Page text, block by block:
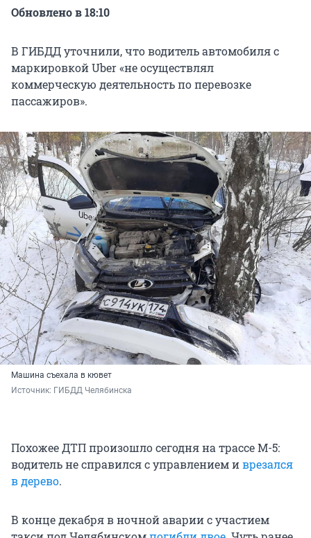
Обновлено в 18:10
В ГИБДД уточнили, что водитель автомобиля с
маркировкой Uber «не осуществлял
коммерческую деятельность по перевозке
пассажиров».
Машина съехала в кювет
Источник: ГИБДД Челябинска
Похожее ДТП произошло сегодня на трассе М-5:
водитель не справился с управлением иврезался
в дерево.
В конце декабря в ночной аварии с участием